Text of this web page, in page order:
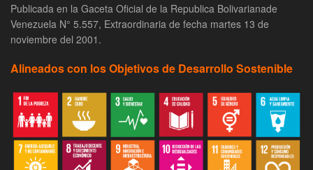
Publicada en la Gaceta Oficial de la Republica Bolivarianade
Venezuela N° 5.557, Extraordinaria de fecha martes 13 de
noviembre del 2001.
Alineados con los Objetivos de Desarrollo Sostenible